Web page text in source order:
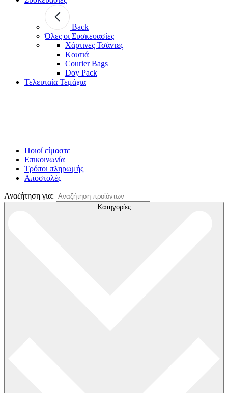
Back
Όλες οι Συσκευασίες
Χάρτινες Τσάντες
Κουτιά
Courier Bags
Doy Pack
Τελευταία Τεμάχια
Ποιοί είμαστε
Επικοινωνία
Τρόποι πληρωμής
Αποστολές
Αναζήτηση για:
Κατηγορίες